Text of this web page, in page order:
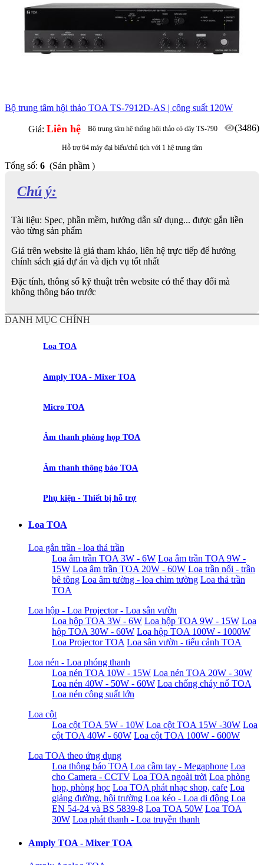
Bộ trung tâm hội thảo TOA TS-7912D-AS | công suất 120W
Giá: Liên hệ (3486)
Bộ trung tâm hệ thống hội thảo có dây TS-790
Hỗ trợ 64 máy đại biểu/chủ tịch với 1 hệ trung tâm
Tổng số: 6 (Sản phầm )
Chú ý:
Tài liệu: Spec, phần mềm, hướng dẫn sử dụng... được gắn liền
vào từng sản phẩm
Giá trên website là giá tham khảo, liên hệ trực tiếp để hưởng
chính sách giá dự án và dịch vụ tốt nhất
Đặc tính, thông số kỹ thuật trên website có thể thay đổi mà
không thông báo trước
DANH MỤC CHÍNH
Loa TOA
Amply TOA - Mixer TOA
Micro TOA
Âm thanh phòng họp TOA
Âm thanh thông báo TOA
Phụ kiện - Thiết bị hỗ trợ
Loa TOA
Loa gắn trần - loa thả trần
Loa âm trần TOA 3W - 6W Loa âm trần TOA 9W -
15W Loa âm trần TOA 20W - 60W Loa trần nổi - trần
bê tông Loa âm tường - loa chìm tường Loa thả trần
TOA
Loa hộp - Loa Projector - Loa sân vườn
Loa hộp TOA 3W - 6W Loa hộp TOA 9W - 15W Loa
hộp TOA 30W - 60W Loa hộp TOA 100W - 1000W
Loa Projector TOA Loa sân vườn - tiểu cảnh TOA
Loa nén - Loa phóng thanh
Loa nén TOA 10W - 15W Loa nén TOA 20W - 30W
Loa nén 40W - 50W - 60W Loa chống cháy nổ TOA
Loa nén công suất lớn
Loa cột
Loa cột TOA 5W - 10W Loa cột TOA 15W -30W Loa
cột TOA 40W - 60W Loa cột TOA 100W - 600W
Loa TOA theo ứng dụng
Loa thông báo TOA Loa cầm tay - Megaphone Loa
cho Camera - CCTV Loa TOA ngoài trời Loa phòng
họp, phòng học Loa TOA phát nhạc shop, cafe Loa
giảng đường, hội trường Loa kéo - Loa di động Loa
EN 54-24 và BS 5839-8 Loa TOA 50W Loa TOA
30W Loa phát thanh - Loa truyền thanh
Amply TOA - Mixer TOA